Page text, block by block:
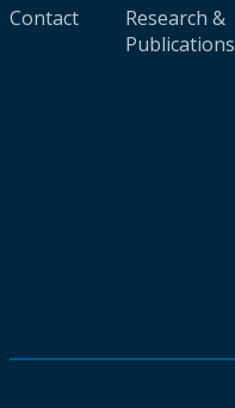
Contact
Research &
Publications